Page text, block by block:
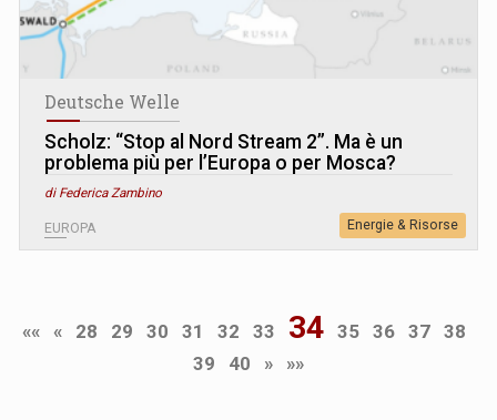
Deutsche Welle
Scholz: “Stop al Nord Stream 2”. Ma è un
problema più per l’Europa o per Mosca?
di Federica Zambino
EUROPA Energie & Risorse
«« « 28 29 30 31 32 33 34 35 36 37 38
39
40 » »»